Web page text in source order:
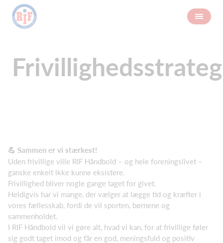
💪 Sammen er vi stærkest!
Uden frivillige ville RIF Håndbold – og hele foreningslivet –
ganske enkelt ikke kunne eksistere.
Frivillighed bliver nogle gange taget for givet.
Heldigvis har vi mange, der vælger at lægge tid og kræfter i
vores fællesskab, fordi de vil sporten, børnene og
sammenholdet.
I RIF Håndbold vil vi gøre alt, hvad vi kan, for at frivillige føler
sig godt taget imod og får en god, meningsfuld og positiv